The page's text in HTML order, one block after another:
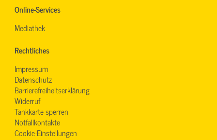
Online-Services
Mediathek
Rechtliches
Impressum
Datenschutz
Barrierefreiheitserklärung
Widerruf
Tankkarte sperren
Notfallkontakte
Cookie-Einstellungen